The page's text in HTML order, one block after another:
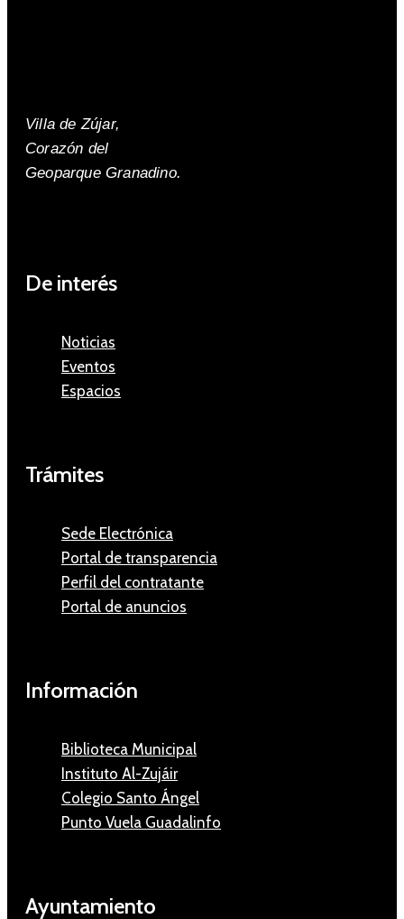
Villa de Zújar,
Corazón del
Geoparque Granadino.
De interés
Noticias
Eventos
Espacios
Trámites
Sede Electrónica
Portal de transparencia
Perfil del contratante
Portal de anuncios
Información
Biblioteca Municipal
Instituto Al-Zujáir
Colegio Santo Ángel
Punto Vuela Guadalinfo
Ayuntamiento